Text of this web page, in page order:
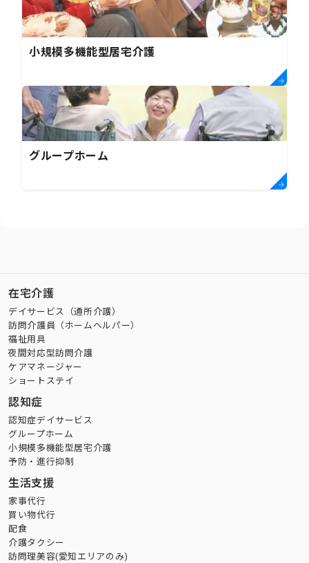
小規模多機能型居宅介護
グループホーム
在宅介護
デイサービス（通所介護）
訪問介護員（ホームヘルパー）
福祉用具
夜間対応型訪問介護
ケアマネージャー
ショートステイ
認知症
認知症デイサービス
グループホーム
小規模多機能型居宅介護
予防・進行抑制
生活支援
家事代行
買い物代行
配食
介護タクシー
訪問理美容(愛知エリアのみ)